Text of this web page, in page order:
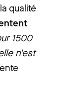
qualité
1500
n'est